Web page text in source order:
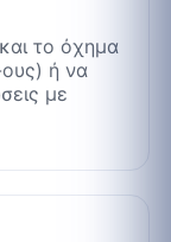
το όχημα
ή να
με